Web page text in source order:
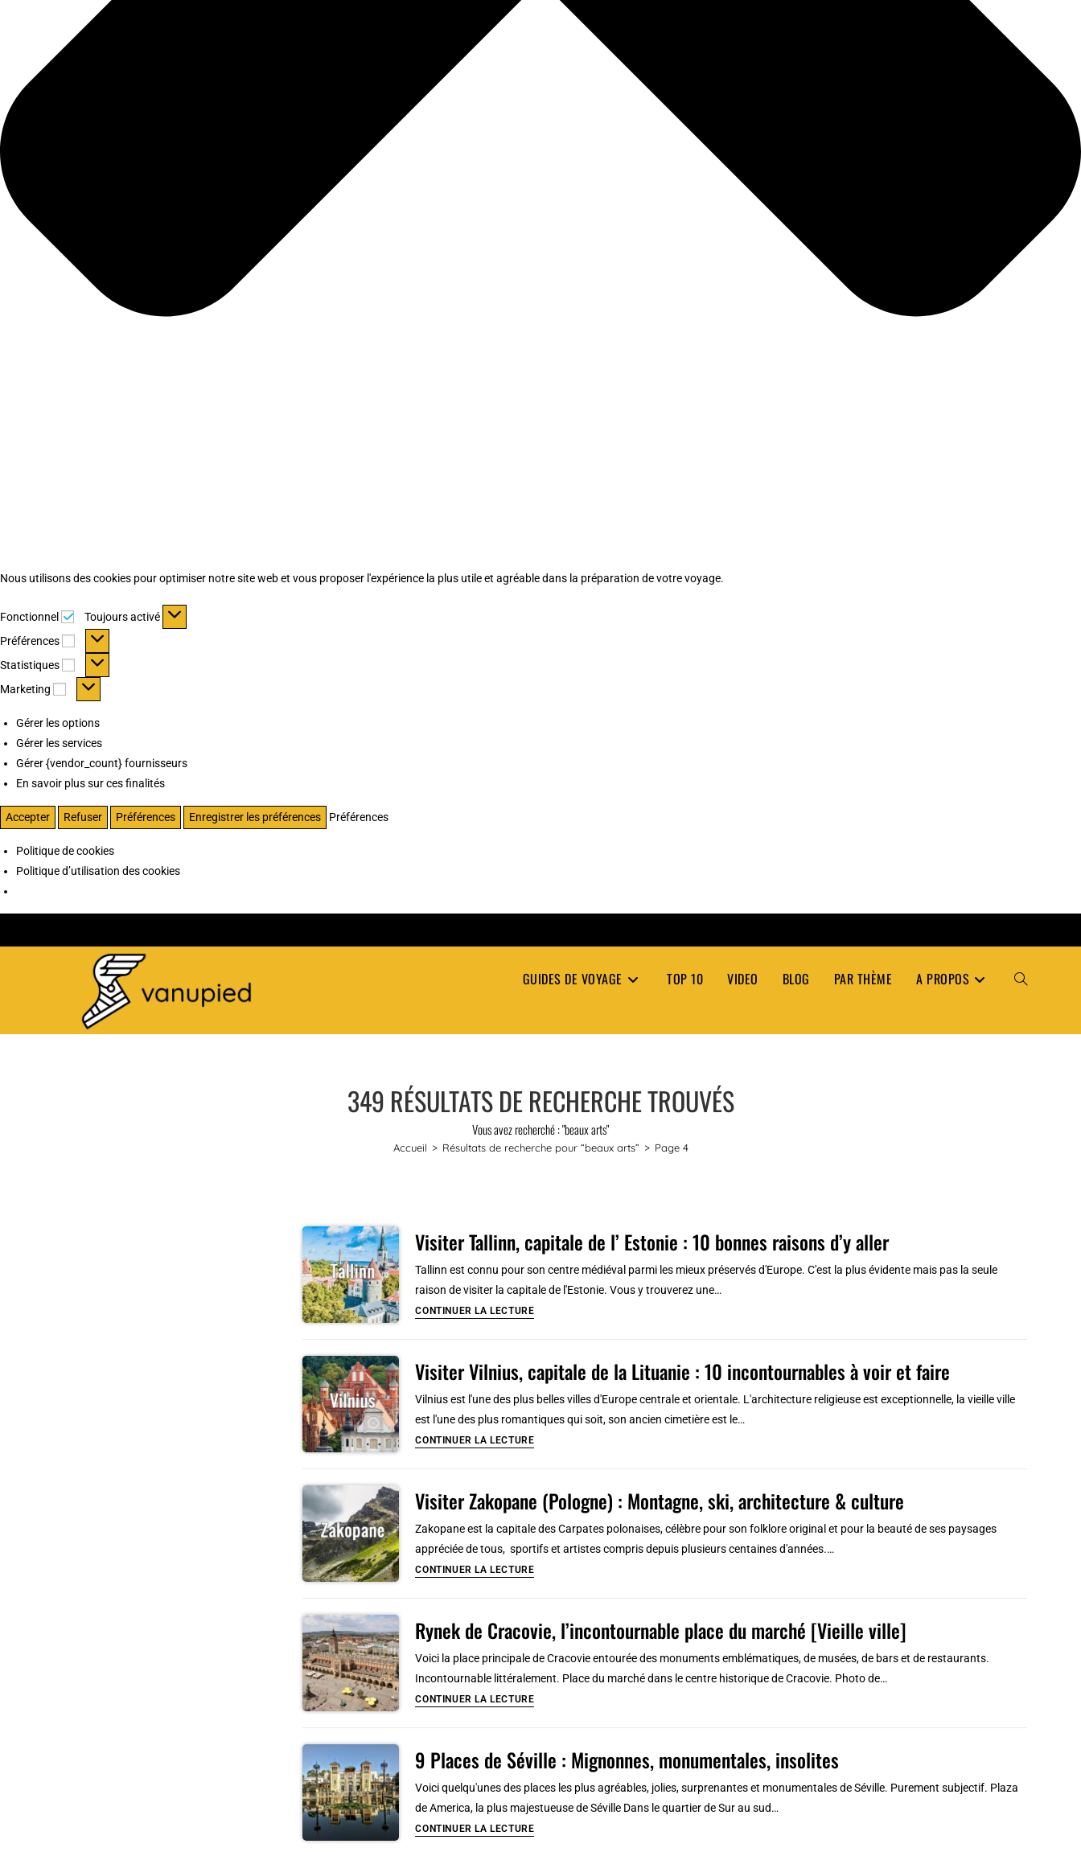
Nous utilisons des cookies pour optimiser notre site web et vous proposer l'expérience la plus utile et agréable dans la préparation de votre voyage.
Fonctionnel Fonctionnel
Toujours activé
Préférences
Préférences
Statistiques Statistiques
Marketing Marketing
Gérer les options
Gérer les services
Gérer {vendor_count} fournisseurs
En savoir plus sur ces finalités
Accepter Refuser Préférences Enregistrer les préférences Préférences
Politique de cookies
Politique d’utilisation des cookies
GUIDES DE VOYAGE TOP 10 VIDEO BLOG PAR THÈME A PROPOS TOGGLE
349 RÉSULTATS DE RECHERCHE TROUVÉS
Vous avez recherché : "beaux arts"
Accueil > Résultats de recherche pour“beaux arts” > Page 4
Visiter Tallinn, capitale de l’ Estonie : 10 bonnes raisons d’y aller
Tallinn est connu pour son centre médiéval parmi les mieux préservés d'Europe. C'est la plus évidente mais pas la seule
raison de visiter la capitale de l'Estonie. Vous y trouverez une…
CONTINUER LA LECTUREVisiter
de
10
d’y
aller
Visiter Vilnius, capitale de la Lituanie : 10 incontournables à voir et faire
Vilnius est l'une des plus belles villes d'Europe centrale et orientale. L'architecture religieuse est exceptionnelle, la vieille ville
est l'une des plus romantiques qui soit, son ancien cimetière est le…
CONTINUER LA LECTUREVisiter
de
10
voir
et
faire
Visiter Zakopane (Pologne) : Montagne, ski, architecture & culture
Zakopane est la capitale des Carpates polonaises, célèbre pour son folklore original et pour la beauté de ses paysages
appréciée de tous, sportifs et artistes compris depuis plusieurs centaines d'années.…
CONTINUER LA LECTUREVisiter
:
&
Rynek de Cracovie, l’incontournable place du marché [Vieille ville]
Voici la place principale de Cracovie entourée des monuments emblématiques, de musées, de bars et de restaurants.
Incontournable littéralement. Place du marché dans le centre historique de Cracovie. Photo de…
CONTINUER LA LECTURERynek
l’incontournable
[Vieille
9 Places de Séville : Mignonnes, monumentales, insolites
Voici quelqu'unes des places les plus agréables, jolies, surprenantes et monumentales de Séville. Purement subjectif. Plaza
de America, la plus majestueuse de Séville Dans le quartier de Sur au sud…
CONTINUER LA LECTURE9